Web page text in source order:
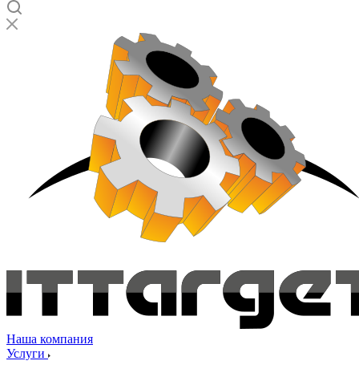
Наша компания
Услуги